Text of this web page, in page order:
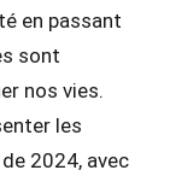
en passant
sont
nos vies.
les
2024, avec